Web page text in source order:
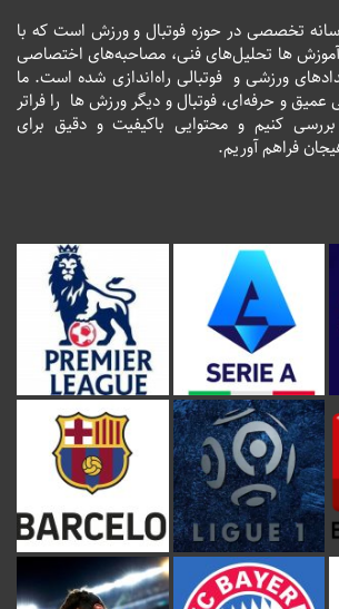
رسانه تخصصی در حوزه فوتبال و ورزش است که با
ها تحلیل‌های فنی، مصاحبه‌های اختصاصی
ورزشی و فوتبالی راه‌اندازی شده است. ما
و حرفه‌ای، فوتبال و دیگر ورزش ها را فراتر
کنیم و محتوایی باکیفیت و دقیق برای
فراهم آوریم.